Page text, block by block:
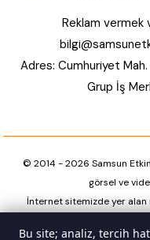
Reklam vermek
Adres: Cumhuriyet Mah.
Grup İş
© 2014 - 2026 Samsun
görsel ve
İnternet sitemizde yer alan
Bu site; analiz, tercih